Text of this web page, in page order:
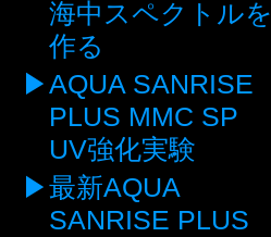
海中スペクトルを
作る
AQUA SANRISE
PLUS MMC SP
UV強化実験
最新AQUA
SANRISE PLUS